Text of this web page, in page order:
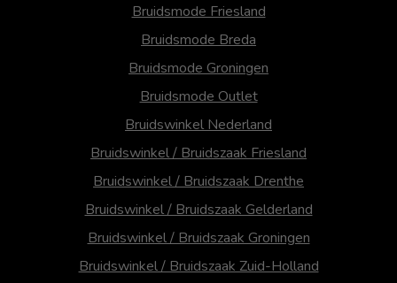
Bruidsmode Friesland
Bruidsmode Breda
Bruidsmode Groningen
Bruidsmode Outlet
Bruidswinkel Nederland
Bruidswinkel / Bruidszaak Friesland
Bruidswinkel / Bruidszaak Drenthe
Bruidswinkel / Bruidszaak Gelderland
Bruidswinkel / Bruidszaak Groningen
Bruidswinkel / Bruidszaak Zuid-Holland